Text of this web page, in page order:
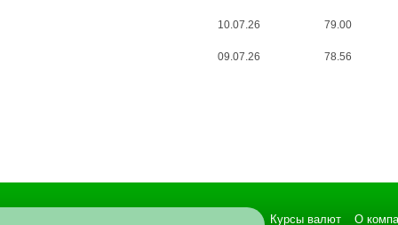
10.07.26 79.00
09.07.26 78.56
Курсы валют О